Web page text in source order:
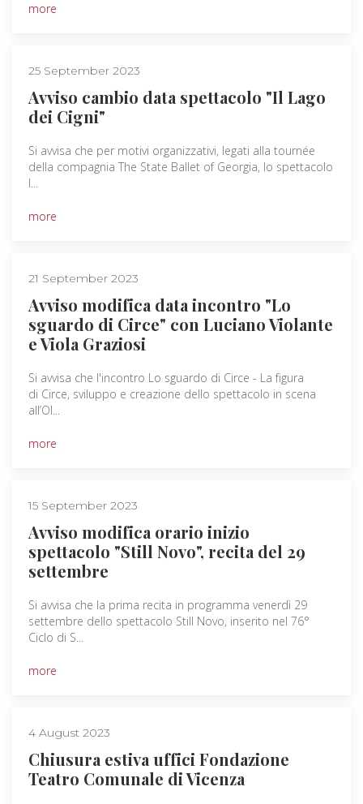
more
25 September 2023
Avviso cambio data spettacolo "Il Lago
dei Cigni"
Si avvisa che per motivi organizzativi, legati alla tournée
della compagnia The State Ballet of Georgia, lo spettacolo
I...
more
21 September 2023
Avviso modifica data incontro "Lo
sguardo di Circe" con Luciano Violante
e Viola Graziosi
Si avvisa che l'incontro Lo sguardo di Circe - La figura
di Circe, sviluppo e creazione dello spettacolo in scena
all’Ol...
more
15 September 2023
Avviso modifica orario inizio
spettacolo "Still Novo", recita del 29
settembre
Si avvisa che la prima recita in programma venerdì 29
settembre dello spettacolo Still Novo, inserito nel 76°
Ciclo di S...
more
4 August 2023
Chiusura estiva uffici Fondazione
Teatro Comunale di Vicenza